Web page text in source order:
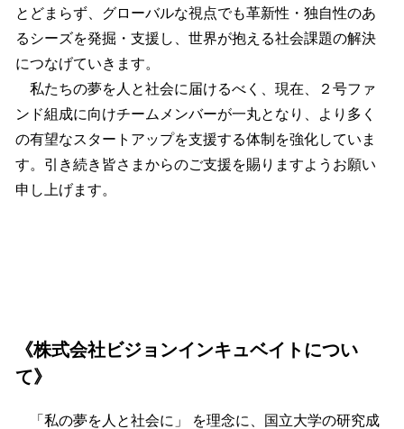
とどまらず、グローバルな視点でも革新性・独自性のあ
るシーズを発掘・支援し、世界が抱える社会課題の解決
につなげていきます。
私たちの夢を人と社会に届けるべく、現在、２号ファ
ンド組成に向けチームメンバーが一丸となり、より多く
の有望なスタートアップを支援する体制を強化していま
す。引き続き皆さまからのご支援を賜りますようお願い
申し上げます。
《株式会社ビジョンインキュベイトについ
て》
「私の夢を人と社会に」 を理念に、国立大学の研究成